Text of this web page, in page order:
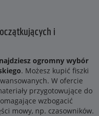
i
ogromny wybór
. Możesz kupić fiszki
W ofercie
przygotowujące do
wzbogacić
mowy, np. czasowników.